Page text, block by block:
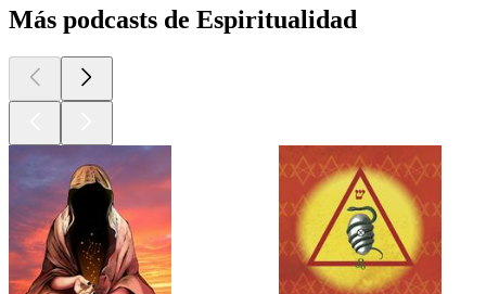
Más podcasts de Espiritualidad